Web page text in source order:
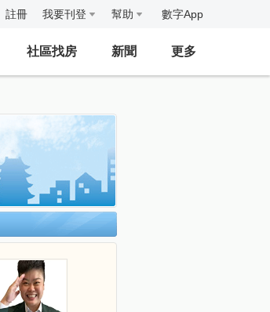
註冊 我要刊登 幫助 數字App
社區找房 新聞 更多